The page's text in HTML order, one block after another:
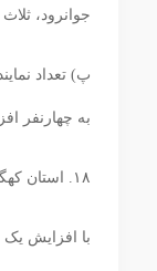
جوانرود،
پ) تعداد
به چهارنفر
۱۸. استان کهگیلویه و بویر احمد
با افزایش یک